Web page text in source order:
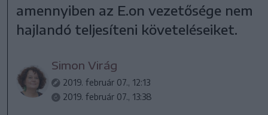
amennyiben az E.on vezetősége nem
hajlandó teljesíteni követeléseiket.
Simon Virág
2019. február 07., 12:13
2019. február 07., 13:38